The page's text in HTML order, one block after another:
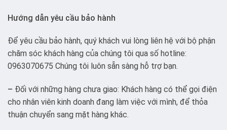
Hướng dẫn yêu cầu bảo hành
Để yêu cầu bảo hành, quý khách vui lòng liên hệ với bộ phận
chăm sóc khách hàng của chúng tôi qua số hotline:
0963070675 Chúng tôi luôn sẵn sàng hỗ trợ bạn.
– Đối với những hàng chưa giao: Khách hàng có thể gọi điện
cho nhân viên kinh doanh đang làm việc với mình, để thỏa
thuận chuyển sang mặt hàng khác.